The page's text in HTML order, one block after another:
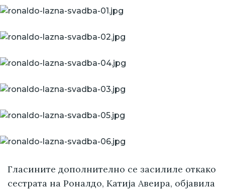
Гласините дополнително се засилиле откако
сестрата на Роналдо, Катија Авеира, објавила